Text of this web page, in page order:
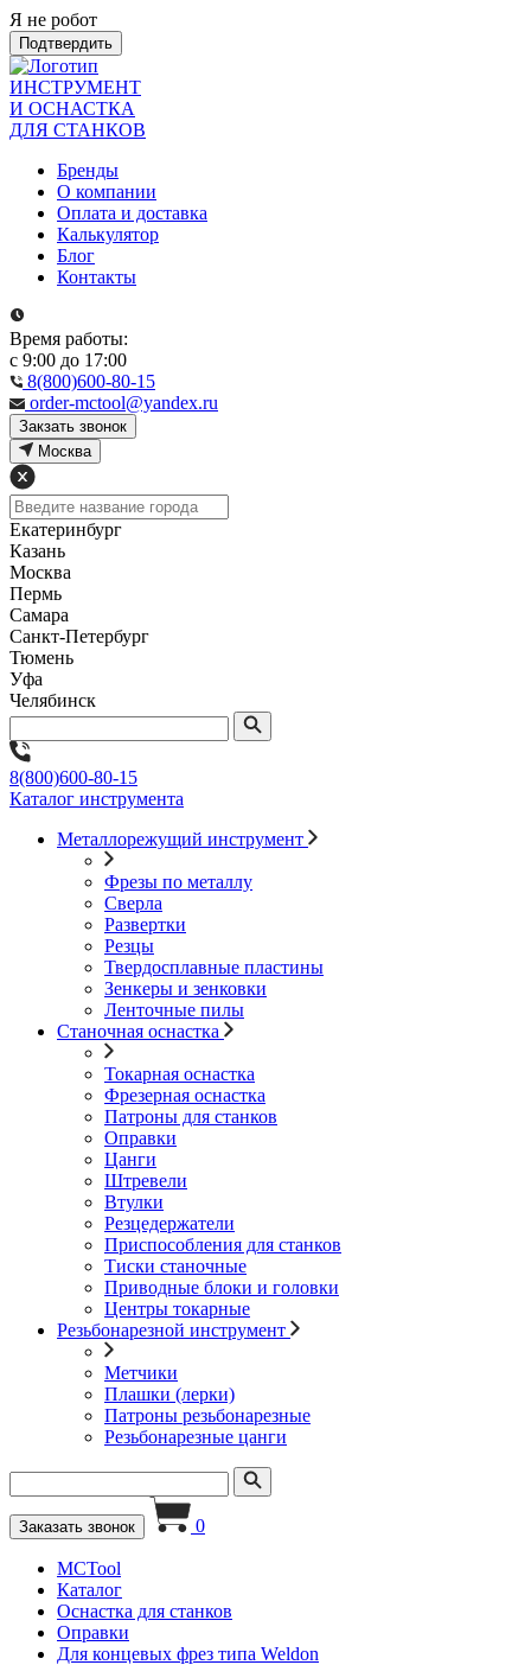
Я не робот
Подтвердить
ИНСТРУМЕНТ
И ОСНАСТКА
ДЛЯ СТАНКОВ
Бренды
О компании
Оплата и доставка
Калькулятор
Блог
Контакты
Время работы:
с 9:00 до 17:00
8(800)600-80-15
order-mctool@yandex.ru
Закзать звонок
Москва
Екатеринбург
Казань
Москва
Пермь
Самара
Санкт-Петербург
Тюмень
Уфа
Челябинск
8(800)600-80-15
Каталог инструмента
Металлорежущий инструмент
Фрезы по металлу
Сверла
Развертки
Резцы
Твердосплавные пластины
Зенкеры и зенковки
Ленточные пилы
Станочная оснастка
Токарная оснастка
Фрезерная оснастка
Патроны для станков
Оправки
Цанги
Штревели
Втулки
Резцедержатели
Приспособления для станков
Тиски станочные
Приводные блоки и головки
Центры токарные
Резьбонарезной инструмент
Метчики
Плашки (лерки)
Патроны резьбонарезные
Резьбонарезные цанги
Заказать звонок 0
MCTool
Каталог
Оснастка для станков
Оправки
Для концевых фрез типа Weldon